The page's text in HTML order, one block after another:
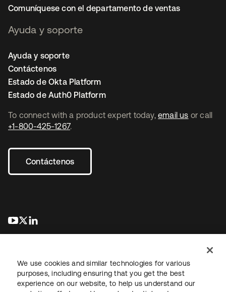
To connect with a product expert today, email us or call
+1-800-425-1267.
Contáctenos
se abre en una pestaña nueva
se abre en una pestaña nueva
Comuníquese con el departamento de ventas
Ayuda y soporte
Ayuda y soporte
Contáctenos
Estado de Okta Platform
Estado de Auth0 Platform
We use cookies and similar technologies for various
purposes, including ensuring that you get the best
experience on our website, to help us understand our